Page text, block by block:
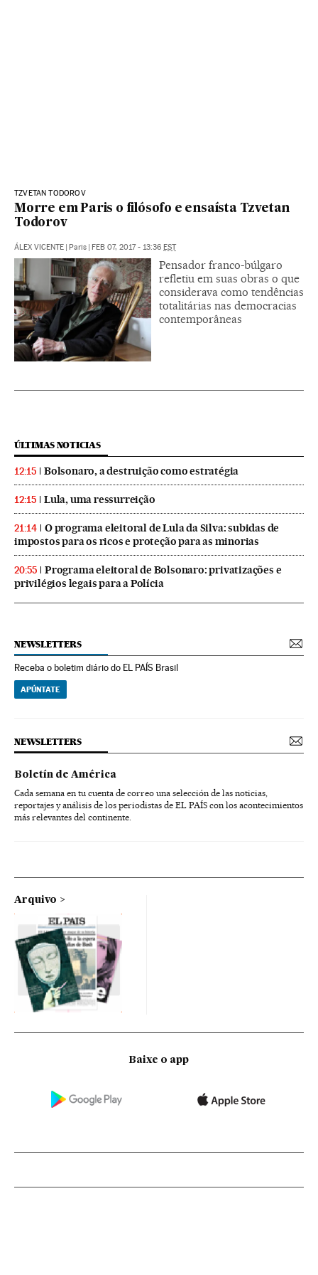
TZVETAN TODOROV
Morre em Paris o filósofo e ensaísta Tzvetan
Todorov
ÁLEX VICENTE Paris FEB 07, 2017 - 13:36 EST
Pensador franco-búlgaro
refletiu em suas obras o que
considerava como tendências
totalitárias nas democracias
contemporâneas
ÚLTIMAS NOTICIAS
12:15 Bolsonaro, a destruição como estratégia
12:15 Lula, uma ressurreição
21:14
O programa eleitoral de Lula da Silva: subidas de
impostos para os ricos e proteção para as minorias
20:55
Programa eleitoral de Bolsonaro: privatizações e
privilégios legais para a Polícia
NEWSLETTERS
Receba o boletim diário do EL PAÍS Brasil
APÚNTATE
NEWSLETTERS
Boletín de América
Cada semana en tu cuenta de correo una selección de las noticias,
reportajes y análisis de los periodistas de EL PAÍS con los acontecimientos
más relevantes del continente.
Arquivo
Baixe o app